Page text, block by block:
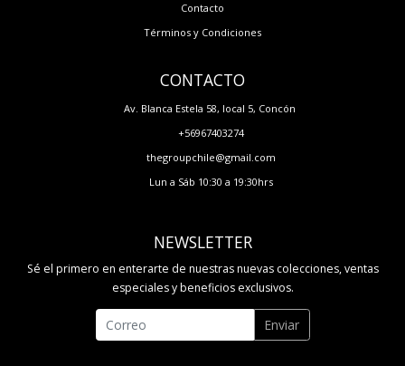
Contacto
Términos y Condiciones
CONTACTO
Av. Blanca Estela 58, local 5, Concón
+56967403274
thegroupchile@gmail.com
Lun a Sáb 10:30 a 19:30hrs
NEWSLETTER
Sé el primero en enterarte de nuestras nuevas colecciones, ventas
especiales y beneficios exclusivos.
Enviar